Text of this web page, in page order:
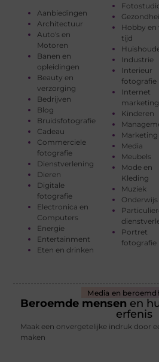
Aanbiedingen
Architectuur
Auto's en
Motoren
Banen en
opleidingen
Beauty en
verzorging
Bedrijven
Blog
Bruidsfotografie
Cadeau
Commerciele
fotografie
Dienstverlening
Dieren
Digitale
fotografie
Electronica en
Computers
Energie
Entertainment
Eten en drinken
Hobby en
tijd
Industrie
Interieur
fotografie
Internet
marketing
Kinderen
Marketing
Media
Meubels
Mode en
Kleding
Muziek
Onderwijs
Portret
fotografie
Media en
Beroemde mensen en
erfenis
Maak een onvergetelijke indruk door
maken